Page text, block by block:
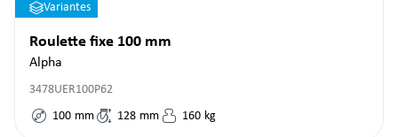
Variantes
Roulette fixe 100 mm
Alpha
3478UER100P62
100 mm 128 mm 160 kg